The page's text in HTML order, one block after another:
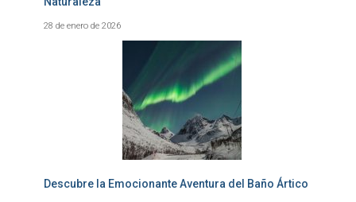
28 de enero de 2026
Descubre la Emocionante Aventura del Baño Ártico